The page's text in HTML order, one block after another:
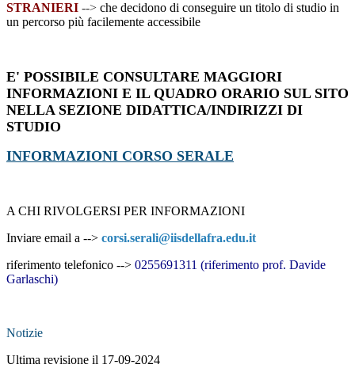
STRANIERI --> che decidono di conseguire un titolo di studio in
un percorso più facilemente accessibile
E' POSSIBILE CONSULTARE MAGGIORI
INFORMAZIONI E IL QUADRO ORARIO SUL SITO
NELLA SEZIONE DIDATTICA/INDIRIZZI DI
STUDIO
INFORMAZIONI CORSO SERALE
A CHI RIVOLGERSI PER INFORMAZIONI
Inviare email a --> corsi.serali@iisdellafra.edu.it
riferimento telefonico --> 0255691311 (riferimento prof. Davide
Garlaschi)
Notizie
Ultima revisione il 17-09-2024